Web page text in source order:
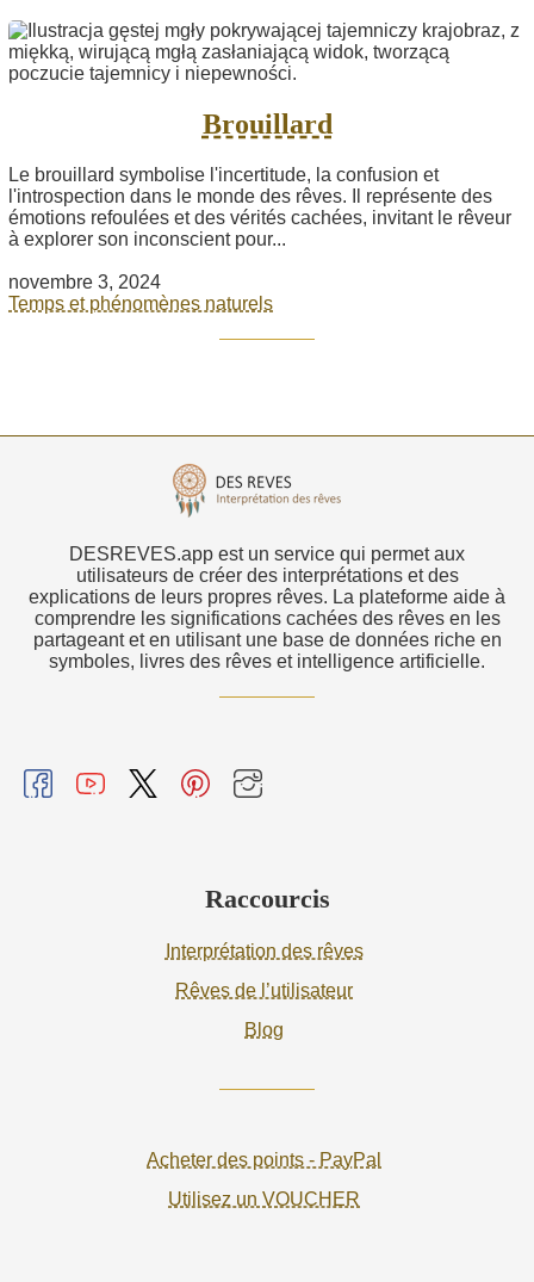
Brouillard
Le brouillard symbolise l'incertitude, la confusion et
l'introspection dans le monde des rêves. Il représente des
émotions refoulées et des vérités cachées, invitant le rêveur
à explorer son inconscient pour...
novembre 3, 2024
Temps et phénomènes naturels
DESREVES.app est un service qui permet aux
utilisateurs de créer des interprétations et des
explications de leurs propres rêves. La plateforme aide à
comprendre les significations cachées des rêves en les
partageant et en utilisant une base de données riche en
symboles, livres des rêves et intelligence artificielle.
Raccourcis
Interprétation des rêves
Rêves de l’utilisateur
Blog
Acheter des points - PayPal
Utilisez un VOUCHER